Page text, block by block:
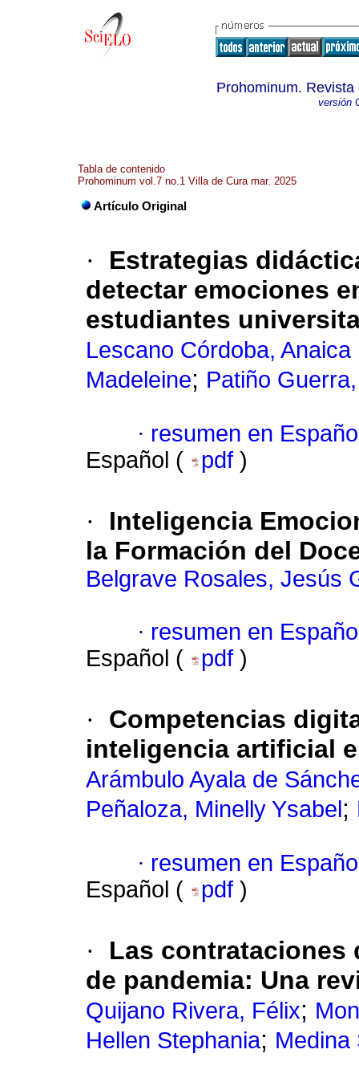
Prohominum.
versión
Tabla de contenido
Prohominum vol.7 no.1 Villa de Cura mar. 2025
Artículo Original
·
Estrategias
detectar emociones
estudiantes
Lescano Córdoba, Anaica
Madeleine; Patiño
· resumen en
Español (
pdf )
·
Inteligencia
la Formación del
Belgrave Rosales, Jesús
· resumen en
Español (
pdf )
·
Competencias
inteligencia artificial
Arámbulo Ayala de
Peñaloza, Minelly Ysabel ;
· resumen en
Español (
pdf )
·
Las contrataciones
de pandemia: Una
Quijano Rivera, Félix;
Hellen Stephania; Medina